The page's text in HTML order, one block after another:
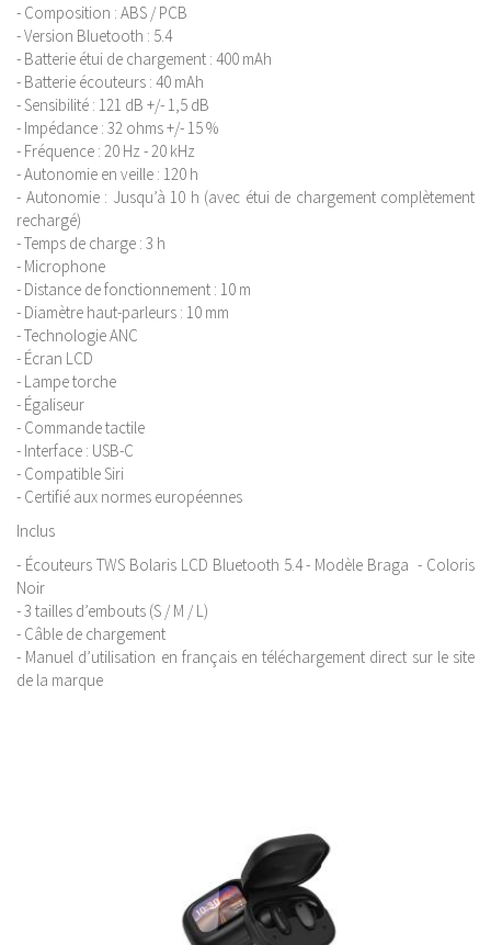
- Composition : ABS / PCB
- Version Bluetooth : 5.4
- Batterie étui de chargement : 400 mAh
- Batterie écouteurs : 40 mAh
- Sensibilité : 121 dB +/- 1,5 dB
- Impédance : 32 ohms +/- 15 %
- Fréquence : 20 Hz - 20 kHz
- Autonomie en veille : 120 h
- Autonomie : Jusqu’à 10 h (avec étui de chargement complètement
rechargé)
- Temps de charge : 3 h
- Microphone
- Distance de fonctionnement : 10 m
- Diamètre haut-parleurs : 10 mm
- Technologie ANC
- Écran LCD
- Lampe torche
- Égaliseur
- Commande tactile
- Interface : USB-C
- Compatible Siri
- Certifié aux normes européennes
Inclus
- Écouteurs TWS Bolaris LCD Bluetooth 5.4 - Modèle Braga - Coloris
Noir
- 3 tailles d’embouts (S / M / L)
- Câble de chargement
- Manuel d’utilisation en français en téléchargement direct sur le site
de la marque